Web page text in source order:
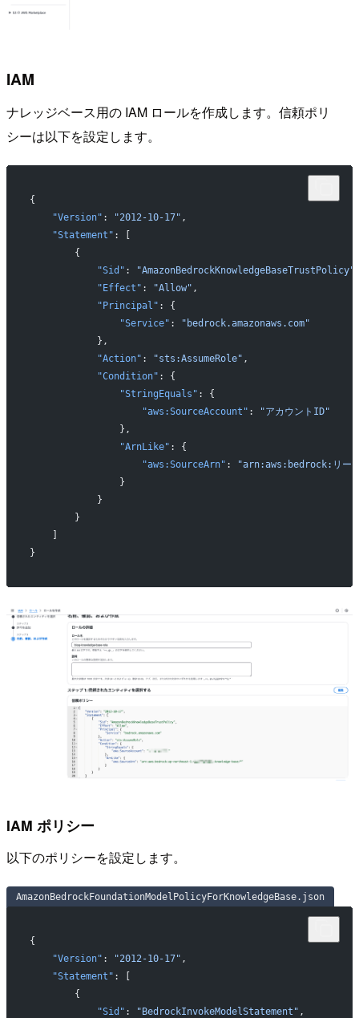
IAM
ナレッジベース用の IAM ロールを作成します。信頼ポリ
シーは以下を設定します。
{
    "Version"
: "2012-10-17" ,
    "Statement"
: [
        {
            "Sid"
: "AmazonBedrockKnowledgeBaseTrustPolicy"
            "Effect"
: "Allow" ,
            "Principal"
: {
                "Service"
:
"bedrock.amazonaws.com"
            },
            "Action"
: "sts:AssumeRole" ,
            "Condition"
: {
                "StringEquals"
: {
                    "aws:SourceAccount"
:
"アカウントID"
                },
                "ArnLike"
: {
                    "aws:SourceArn"
:
"arn:aws:bedrock:リー
                }
            }
        }
}
IAM ポリシー
以下のポリシーを設定します。
AmazonBedrockFoundationModelPolicyForKnowledgeBase.json
{
    "Version"
: "2012-10-17" ,
    "Statement"
: [
        {
            "Sid"
: "BedrockInvokeModelStatement" ,